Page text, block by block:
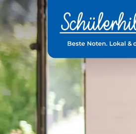
Zum
Hauptinhalt